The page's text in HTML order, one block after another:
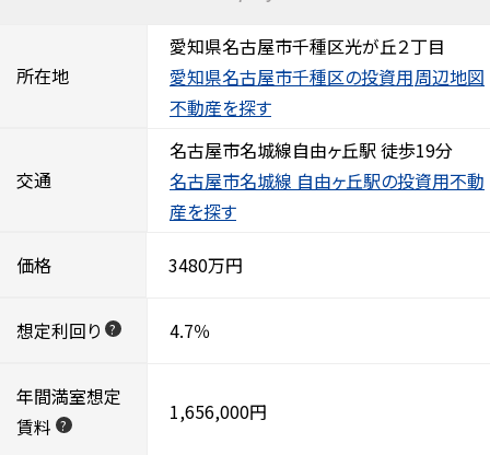
所在地
愛知県名古屋市千種区光が丘２丁目
周辺地図
愛知県名古屋市千種区の投資用
不動産を探す
交通
名古屋市名城線自由ヶ丘駅 徒歩19分
名古屋市名城線 自由ヶ丘駅の投資用不動
産を探す
価格 3480万円
想定利回り ? 4.7％
年間満室想定
賃料 ? 1,656,000円